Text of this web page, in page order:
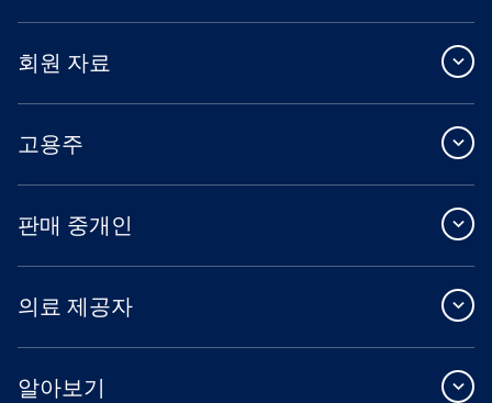
회원 자료
고용주
판매 중개인
의료 제공자
알아보기